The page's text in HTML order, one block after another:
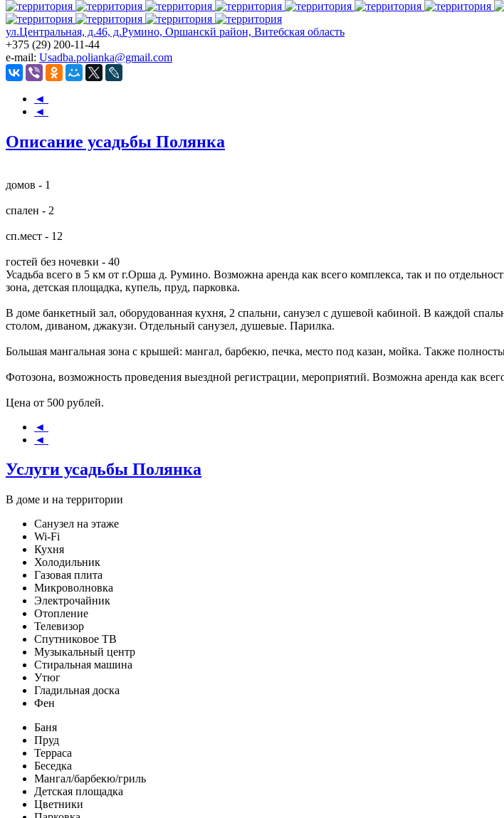
ул.Центральная, д.46, д.Румино, Оршанскй район, Витебская область
+375 (29) 200-11-44
e-mail: Usadba.polianka@gmail.com
◄
◄
Описание усадьбы Полянка
домов - 1
спален - 2
сп.мест - 12
гостей без ночевки - 40
Усадьба всего в 5 км от г.Орша д. Румино. Возможна аренда как всего комплекса, так и по
зона, детская площадка, купель, пруд, парковка.
В доме банкетный зал, оборудованная кухня, 2 спальни, санузел с душевой кабиной. В каждой
столом, диваном, джакузи. Отдельный санузел, душевые. Парилка.
Большая мангальная зона с крышей: мангал, барбекю, печка, место под казан, мойка. Также
Фотозона, возможность проведения выездной регистрации, мероприятий. Возможна аренда как
Цена от 500 рублей.
◄
◄
Услуги усадьбы Полянка
В доме и на территории
Санузел на этаже
Wi-Fi
Кухня
Холодильник
Газовая плита
Микроволновка
Электрочайник
Отопление
Телевизор
Спутниковое ТВ
Музыкальный центр
Стиральная машина
Утюг
Гладильная доска
Фен
Баня
Пруд
Терраса
Беседка
Мангал/барбекю/гриль
Детская площадка
Цветники